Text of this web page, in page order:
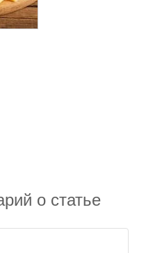
о статье